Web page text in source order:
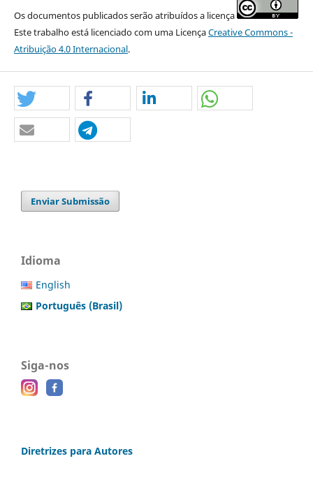
Os documentos publicados serão atribuídos a licença
Este trabalho está licenciado com uma LicençaCreative Commons -
Atribuição 4.0 Internacional.
Enviar Submissão
Idioma
English
Português (Brasil)
Siga-nos
Diretrizes para Autores